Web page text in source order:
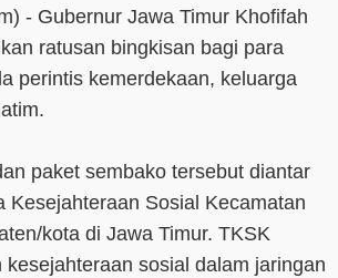
- Gubernur Jawa Timur Khofifah
ratusan bingkisan bagi para
perintis kemerdekaan, keluarga
paket sembako tersebut diantar
Kesejahteraan Sosial Kecamatan
kota di Jawa Timur. TKSK
sosial dalam jaringan